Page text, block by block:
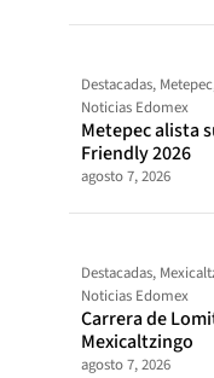
Destacadas, Metepec
Noticias Edomex
Metepec alista
Friendly 2026
agosto 7, 2026
Destacadas,
Noticias Edomex
Carrera de
Mexicaltzingo
agosto 7, 2026